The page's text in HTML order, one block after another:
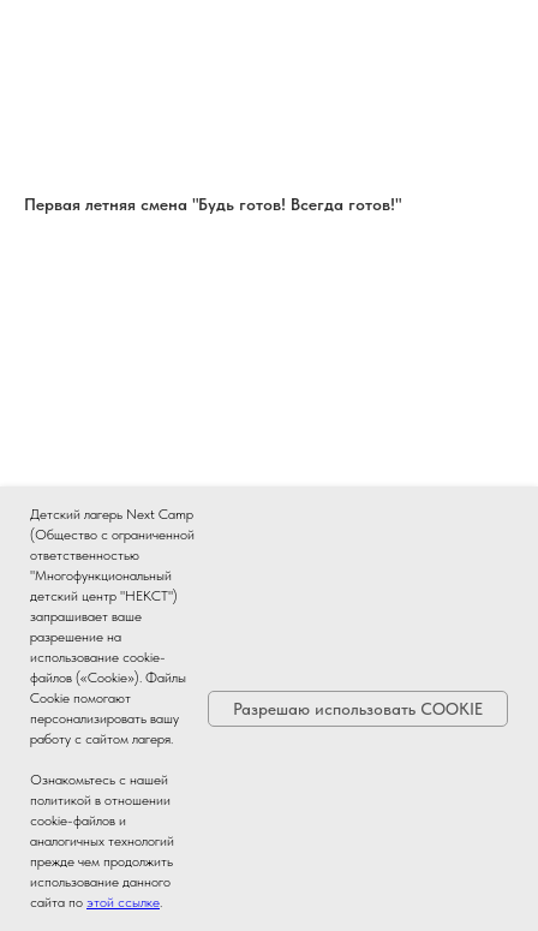
Первая летняя смена "Будь готов! Всегда готов!"
Вторая летняя смена "Цирк зажигает огни"
Детский лагерь Next Camp
(Общество с ограниченной
ответственностью
"Многофункциональный
детский центр "НЕКСТ")
запрашивает ваше
разрешение на
использование cookie-
файлов («Cookie»). Файлы
Cookie помогают
персонализировать вашу
работу с сайтом лагеря.
Ознакомьтесь с нашей
политикой в отношении
cookie-файлов и
аналогичных технологий
прежде чем продолжить
использование данного
сайта по этой ссылке.
Разрешаю использовать COOKIE